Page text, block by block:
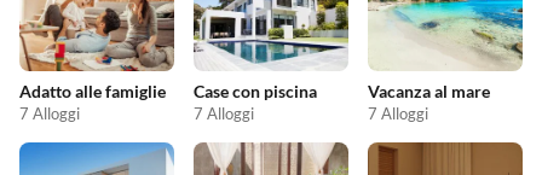
Adatto alle famiglie
7 Alloggi
Case con piscina
7 Alloggi
Vacanza al mare
7 Alloggi